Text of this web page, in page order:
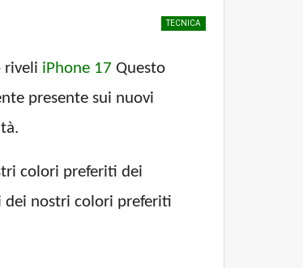
TECNICA
riveli iPhone 17 Questo
presente sui nuovi
colori preferiti dei
dei nostri colori preferiti